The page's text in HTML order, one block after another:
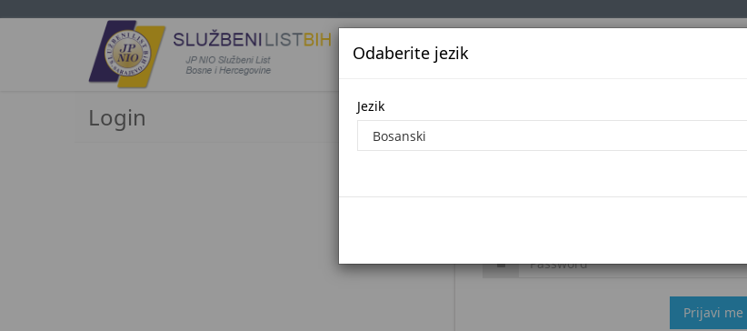
Jezik Službena glasila
Odaberite jezik
Jezik
Login
Zaboravljena šifra?
Prijavi me